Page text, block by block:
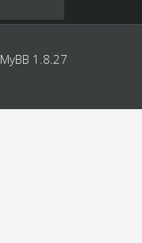
MyBB 1.8.27